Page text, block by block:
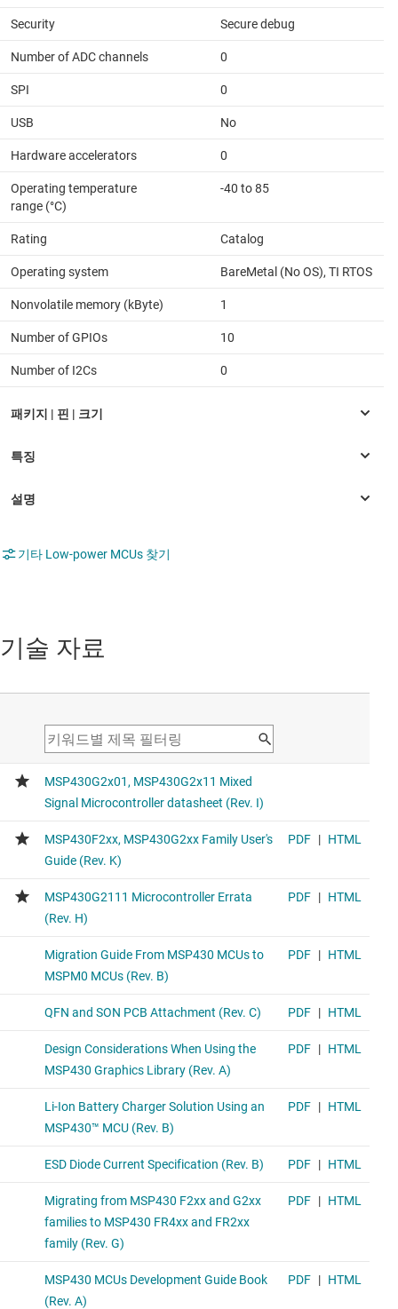
Security Secure debug
Number of ADC channels 0
SPI 0
USB No
Hardware accelerators 0
Operating temperature
range (°C)
-40 to 85
Rating Catalog
Operating system BareMetal (No OS), TI RTOS
Nonvolatile memory (kByte) 1
Number of GPIOs 10
Number of I2Cs 0
기타 Low-power MCUs 찾기
기술 자료